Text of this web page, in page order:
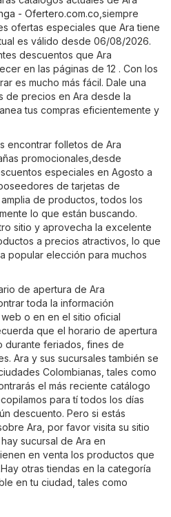
- Ofertero.com.co ,siempre
ofertas especiales que Ara tiene
es válido desde 06/08/2026.
descuentos que Ara
en las páginas de 12 . Con los
es mucho más fácil. Dale una
de precios en Ara desde la
tus compras eficientemente y
encontrar folletos de Ara
promocionales,desde
especiales en Agosto a
de tarjetas de
de productos, todos los
lo que están buscando.
sitio y aprovecha la excelente
a precios atractivos, lo que
popular elección para muchos
de apertura de Ara
toda la información
o en en el sitio oficial
que el horario de apertura
durante feriados, fines de
Ara y sus sucursales también se
Colombianas, tales como
el más reciente catálogo
para tí todos los días
descuento. Pero si estás
Ara, por favor visita su sitio
hay sucursal de Ara en
en venta los productos que
otras tiendas en la categoría
en tu ciudad, tales como